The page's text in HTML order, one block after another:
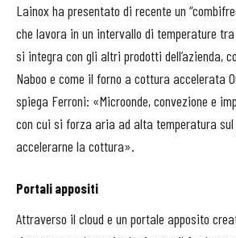
Lainox ha presentato di recente un
che lavora in un intervallo di temperature
si integra con gli altri prodotti dell’azienda,
Naboo e come il forno a cottura accelerata
spiega Ferroni: «Microonde, convezione e
con cui si forza aria ad alta temperatura
accelerarne la cottura».
Portali appositi
Attraverso il cloud e un portale apposito